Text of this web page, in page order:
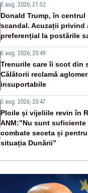
5 aug. 2026, 21:52
Donald Trump, în
scandal. Acuzații privind
preferențial la postările
5 aug. 2026, 20:49
Trenurile care îi scot din
Călătorii reclamă
insuportabile
5 aug. 2026, 20:47
Ploile și vijeliile revin în
ANM:”Nu sunt suficiente
combate seceta și
situația Dunării”